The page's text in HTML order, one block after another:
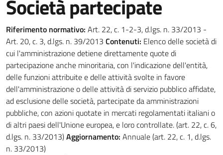
Società partecipate
Riferimento normativo: Art. 22, c. 1-2-3, d.lgs. n. 33/2013 -
Art. 20, c. 3, d.lgs. n. 39/2013 Contenuti: Elenco delle società di
cui l'amministrazione detiene direttamente quote di
partecipazione anche minoritaria, con l'indicazione dell'entità,
delle funzioni attribuite e delle attività svolte in favore
dell'amministrazione o delle attività di servizio pubblico affidate,
ad esclusione delle società, partecipate da amministrazioni
pubbliche, con azioni quotate in mercati regolamentati italiani o
di altri paesi dell'Unione europea, e loro controllate. (art. 22, c. 6,
d.lgs. n. 33/2013)Aggiornamento: Annuale (art. 22, c. 1, d.lgs.
n. 33/2013)